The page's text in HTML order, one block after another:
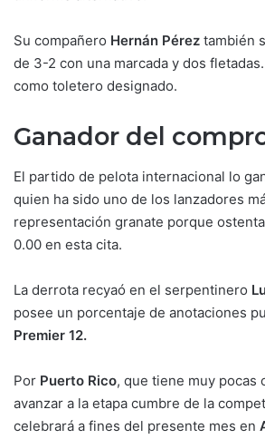
Su compañero Hernán Pérez también
de 3-2 con una marcada y dos
como toletero designado.
Ganador del
El partido de pelota internacional lo
quien ha sido uno de los lanzadores
representación granate porque
0.00 en esta cita.
La derrota recyaó en el serpentinero
posee un porcentaje de anotaciones
Premier 12.
Por Puerto Rico, que tiene muy pocas
avanzar a la etapa cumbre de la
celebrará a fines del presente mes en